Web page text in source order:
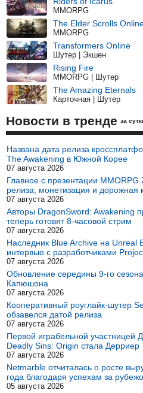
MMORPG
The Elder Scrolls
MMORPG
Transformers Online
Шутер | Экшен
Rising Fire
MMORPG | Шутер
The Amazing Eternals
Карточная | Шутер
Новости в тренде за
Названа дата релиза
The Awakening в Южной Корее
07 августа 2026
Главное с презентации
релиза, монетизация и дорожная
07 августа 2026
Авторы DragonSword: Awakening
теперь готовят 8-часовой стрим
07 августа 2026
Наследник Blue Archive на Unreal
интервью с разработчиками
07 августа 2026
Обновление середины 9-го
Капюшона
07 августа 2026
Кооперативный роуглайк-шутер
обзавелся датой релиза
07 августа 2026
Первой играбельной участницей
Deadly Sins: Origin стала Дерриер
07 августа 2026
Netmarble отчиталась о росте
года благодаря успехам за
05 августа 2026